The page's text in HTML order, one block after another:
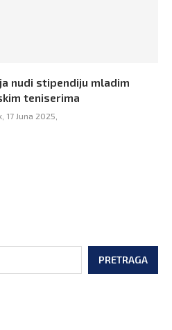
nudi stipendiju mladim
teniserima
17 Juna 2025,
PRETRAGA